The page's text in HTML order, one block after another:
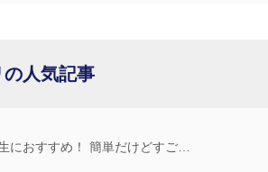
人気記事
におすすめ！ 簡単だけどすご…